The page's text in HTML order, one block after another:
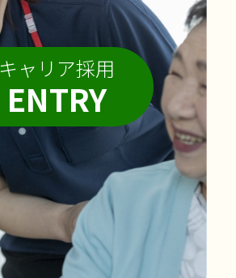
キャリア採用
ENTRY